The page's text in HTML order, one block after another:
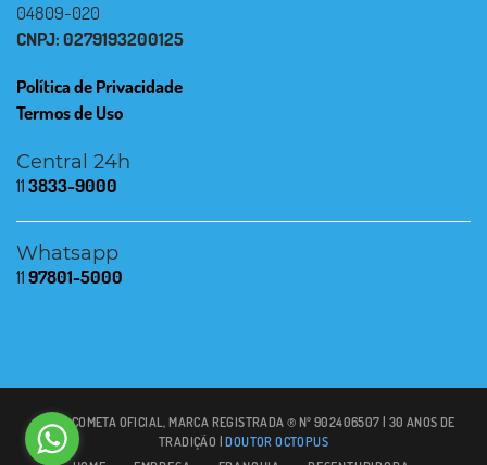
04809-020
CNPJ: 0279193200125
Política de Privacidade
Termos de Uso
Central 24h
113833-9000
Whatsapp
1197801-5000
© 2021 COMETA OFICIAL, MARCA REGISTRADA ® Nº 902406507 | 30 ANOS DE
TRADIÇÃO |DOUTOR OCTOPUS